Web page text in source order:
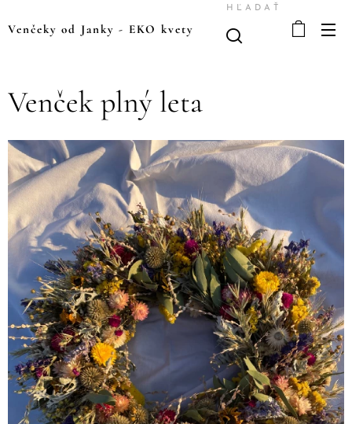
Venčeky od Janky - EKO kvety
HĽADAŤ
Venček plný leta